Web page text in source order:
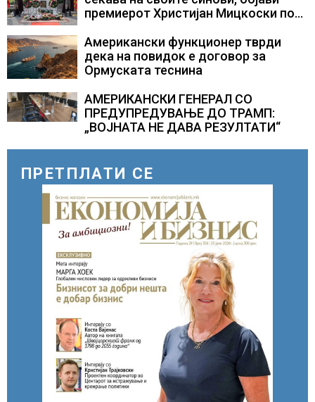
премиерот Христијан Мицкоски по
загинувањето на десетмината
прилепски бранители
Американски функционер тврди
дека на повидок е договор за
Ормуската теснина
АМЕРИКАНСКИ ГЕНЕРАЛ СО
ПРЕДУПРЕДУВАЊЕ ДО ТРАМП:
„ВОЈНАТА НЕ ДАВА РЕЗУЛТАТИ“
ПРЕТПЛАТИ СЕ